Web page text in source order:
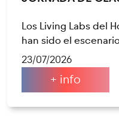
Los Living Labs del
han sido el
23/07/2026
+ info